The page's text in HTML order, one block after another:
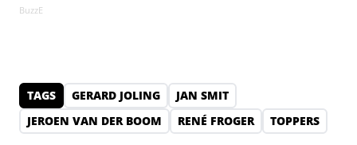
BuzzE
TAGS GERARD JOLING
JAN SMIT
JEROEN VAN DER BOOM
RENÉ FROGER TOPPERS